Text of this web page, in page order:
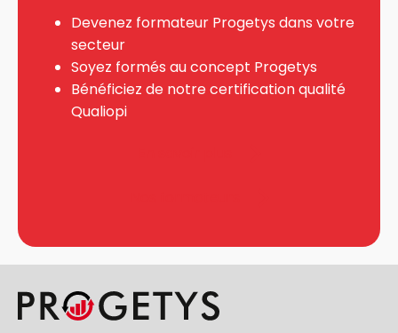
Devenez formateur Progetys dans votre
secteur
Soyez formés au concept Progetys
Bénéficiez de notre certification qualité
Qualiopi